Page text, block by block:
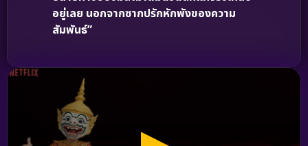
อยู่เลย นอกจากซากปรักหักพังของความ
สัมพันธ์”